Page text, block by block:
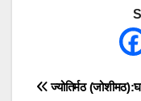
Post
ज्योतिर्मठ